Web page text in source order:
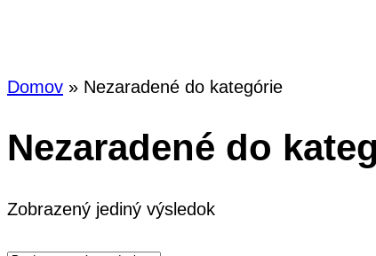
Domov » Nezaradené do kategórie
Nezaradené do
Zobrazený jediný výsledok